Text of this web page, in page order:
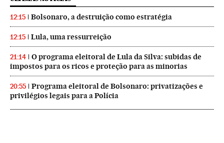
12:15 Bolsonaro, a destruição como estratégia
12:15 Lula, uma ressurreição
21:14
O programa eleitoral de Lula da Silva: subidas de
impostos para os ricos e proteção para as minorias
20:55
Programa eleitoral de Bolsonaro: privatizações e
privilégios legais para a Polícia